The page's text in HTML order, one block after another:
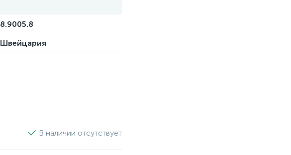
8.9005.8
Швейцария
В наличии отсутствует